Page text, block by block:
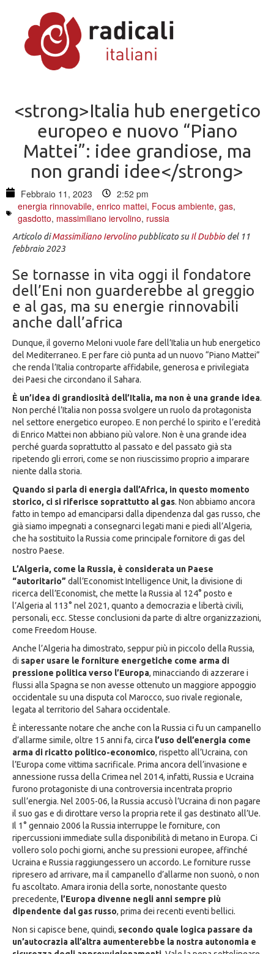
<strong>Italia hub energetico
europeo e nuovo “Piano
Mattei”: idee grandiose, ma
non grandi idee</strong>
Febbraio 11, 2023
2:52 pm
energia rinnovabile,enrico mattei, Focus ambiente,gas,
gasdotto, massimiliano iervolino, russia
Articolo diMassimiliano Iervolino pubblicato suIl Dubbio del 11
febbraio 2023
Se tornasse in vita oggi il fondatore
dell’Eni non guarderebbe al greggio
e al gas, ma su energie rinnovabili
anche dall’africa
Dunque, il governo Meloni vuole fare dell’Italia un hub energetico
del Mediterraneo. E per fare ciò punta ad un nuovo “Piano Mattei”
che renda l’Italia controparte affidabile, generosa e privilegiata
dei Paesi che circondano il Sahara.
È un’idea di grandiosità dell’Italia, ma non è una grande idea.
Non perché l’Italia non possa svolgere un ruolo da protagonista
nel settore energetico europeo. E non perché lo spirito e l’eredità
di Enrico Mattei non abbiano più valore. Non è una grande idea
perché guarda soprattutto al passato e del passato già sta
ripetendo gli errori, come se non riuscissimo proprio a imparare
niente dalla storia.
Quando si parla di energia dall’Africa, in questo momento
storico, ci si riferisce soprattutto al gas. Non abbiamo ancora
fatto in tempo ad emanciparsi dalla dipendenza dal gas russo, che
già siamo impegnati a consegnarci legati mani e piedi all’Algeria,
che ha sostituito la Russia come principale fornitore di gas del
nostro Paese.
L’Algeria, come la Russia, è considerata un Paese
“autoritario” dall’Economist Intelligence Unit, la divisione di
ricerca dell’Economist, che mette la Russia al 124° posto e
l’Algeria al 113° nel 2021, quanto a democrazia e libertà civili,
personali, ecc. Stesse conclusioni da parte di altre organizzazioni,
come Freedom House.
Anche l’Algeria ha dimostrato, seppur più in piccolo della Russia,
di saper usare le forniture energetiche come arma di
pressione politica verso l’Europa, minacciando di azzerare i
flussi alla Spagna se non avesse ottenuto un maggiore appoggio
occidentale su una disputa col Marocco, suo rivale regionale,
legata al territorio del Sahara occidentale.
È interessante notare che anche con la Russia ci fu un campanello
d’allarme simile, oltre 15 anni fa, circa l’uso dell’energia come
arma di ricatto politico-economico, rispetto all’Ucraina, con
l’Europa come vittima sacrificale. Prima ancora dell’invasione e
annessione russa della Crimea nel 2014, infatti, Russia e Ucraina
furono protagoniste di una controversia incentrata proprio
sull’energia. Nel 2005-06, la Russia accusò l’Ucraina di non pagare
il suo gas e di dirottare verso la propria rete il gas destinato all’Ue.
Il 1° gennaio 2006 la Russia interruppe le forniture, con
ripercussioni immediate sulla disponibilità di metano in Europa. Ci
vollero solo pochi giorni, anche su pressioni europee, affinché
Ucraina e Russia raggiungessero un accordo. Le forniture russe
ripresero ad arrivare, ma il campanello d’allarme non suonò, o non
fu ascoltato. Amara ironia della sorte, nonostante questo
precedente, l’Europa divenne negli anni sempre più
dipendente dal gas russo, prima dei recenti eventi bellici.
Non si capisce bene, quindi, secondo quale logica passare da
un’autocrazia all’altra aumenterebbe la nostra autonomia e